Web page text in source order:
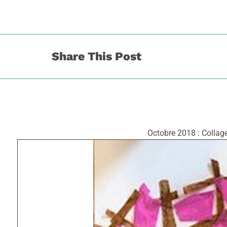
Share This Post
Octobre 2018 :